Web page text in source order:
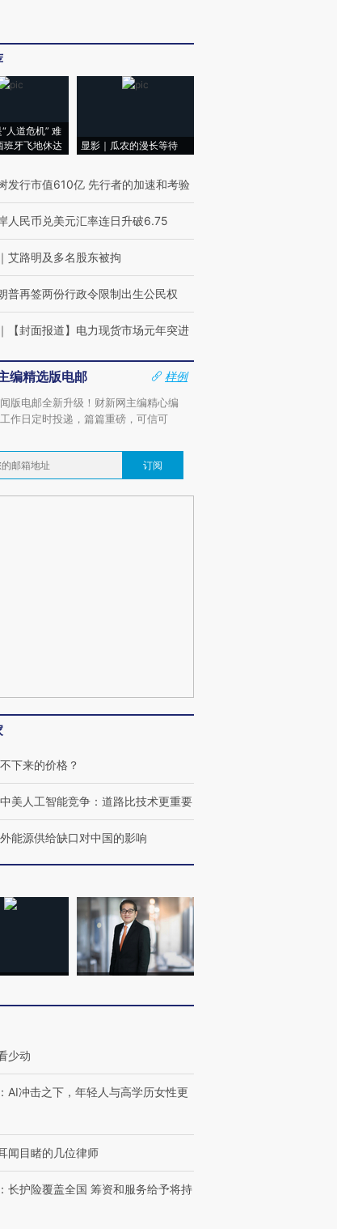
甘
粒摇头丸 尿检体内含3种
度Z世代 用街头抗争将教
育部长拱下台
博
产
人道危机” 难
班牙飞地休达
显影｜瓜农的漫长等待
发行市值610亿 先行者的加速和考验
人民币兑美元汇率连日升破6.75
｜ 艾路明及多名股东被拘
普再签两份行政令限制出生公民权
｜ 【封面报道】电力现货市场元年突进
编精选版电邮
样例
版电邮全新升级！财新网主编精心编
作日定时投递，篇篇重磅，可信可
订阅
下来的价格？
中美人工智能竞争：道路比技术更重要
能源供给缺口对中国的影响
少动
： AI冲击之下，年轻人与高学历女性更
闻目睹的几位律师
： 长护险覆盖全国 筹资和服务给予将持